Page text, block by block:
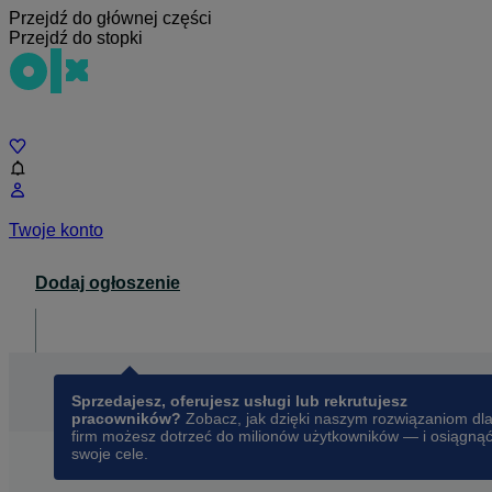
Przejdź do głównej części
Przejdź do stopki
Twoje konto
Dodaj ogłoszenie
Sprzedajesz, oferujesz usługi lub rekrutujesz
pracowników? Zobacz, jak dzięki naszym rozwiązaniom dla
firm możesz dotrzeć do milionów użytkowników — i osiągnąć
swoje cele.